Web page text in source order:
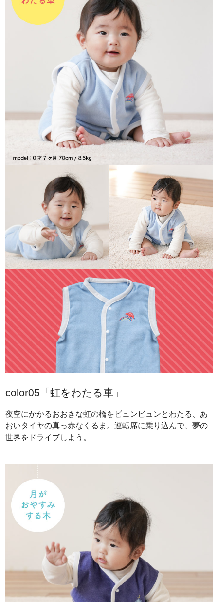
color05「虹をわたる車」
夜空にかかるおおきな虹の橋をビュンビュンとわたる、あ
おいタイヤの真っ赤なくるま。運転席に乗り込んで、夢の
世界をドライブしよう。